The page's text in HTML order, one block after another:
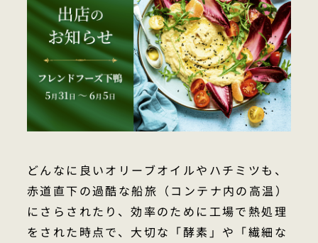
どんなに良いオリーブオイルやハチミツも、
赤道直下の過酷な船旅（コンテナ内の高温）
にさらされたり、効率のために工場で熱処理
をされた時点で、大切な「酵素」や「繊細な